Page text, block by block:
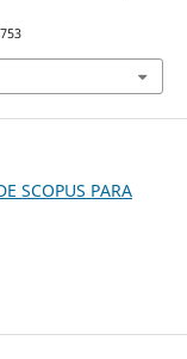
SCOPUS PARA